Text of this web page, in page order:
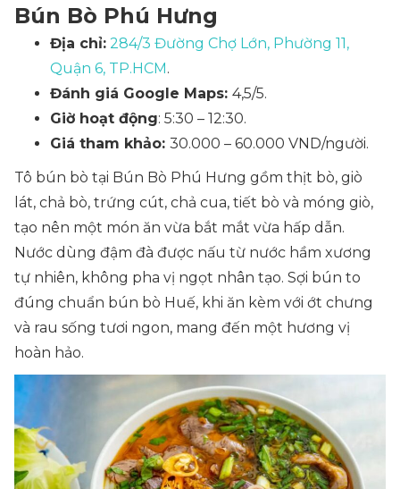
Bún Bò Phú Hưng
Địa chỉ: 284/3 Đường Chợ Lớn, Phường 11,
Quận 6, TP.HCM.
Đánh giá Google Maps: 4,5/5.
Giờ hoạt động: 5:30 – 12:30.
Giá tham khảo: 30.000 – 60.000 VND/người.
Tô bún bò tại Bún Bò Phú Hưng gồm thịt bò, giò
lát, chả bò, trứng cút, chả cua, tiết bò và móng giò,
tạo nên một món ăn vừa bắt mắt vừa hấp dẫn.
Nước dùng đậm đà được nấu từ nước hầm xương
tự nhiên, không pha vị ngọt nhân tạo. Sợi bún to
đúng chuẩn bún bò Huế, khi ăn kèm với ớt chưng
và rau sống tươi ngon, mang đến một hương vị
hoàn hảo.